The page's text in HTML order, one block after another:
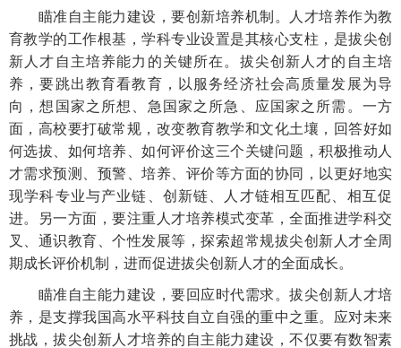
瞄准自主能力建设，要创新培养机制。人才培养作为教
育教学的工作根基，学科专业设置是其核心支柱，是拔尖创
新人才自主培养能力的关键所在。拔尖创新人才的自主培
养，要跳出教育看教育，以服务经济社会高质量发展为导
向，想国家之所想、急国家之所急、应国家之所需。一方
面，高校要打破常规，改变教育教学和文化土壤，回答好如
何选拔、如何培养、如何评价这三个关键问题，积极推动人
才需求预测、预警、培养、评价等方面的协同，以更好地实
现学科专业与产业链、创新链、人才链相互匹配、相互促
进。另一方面，要注重人才培养模式变革，全面推进学科交
叉、通识教育、个性发展等，探索超常规拔尖创新人才全周
期成长评价机制，进而促进拔尖创新人才的全面成长。
瞄准自主能力建设，要回应时代需求。拔尖创新人才培
养，是支撑我国高水平科技自立自强的重中之重。应对未来
挑战，拔尖创新人才培养的自主能力建设，不仅要有数智素